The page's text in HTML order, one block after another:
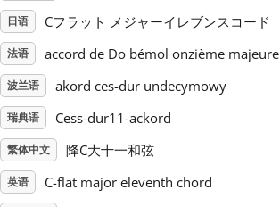
简体中文
繁體中文
日语 Cフラット メジャーイレブンスコード
法语 accord de Do bémol onzième majeure
波兰语 akord ces-dur undecymowy
瑞典语 Cess-dur11-ackord
繁体中文 降C大十一和弦
英语 C-flat major eleventh chord